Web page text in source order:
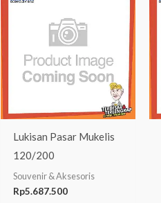
Lukisan Pasar Mukelis
120/200
Souvenir & Aksesoris
Rp5.687.500